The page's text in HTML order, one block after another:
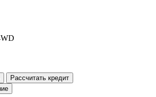
Рассчитать кредит